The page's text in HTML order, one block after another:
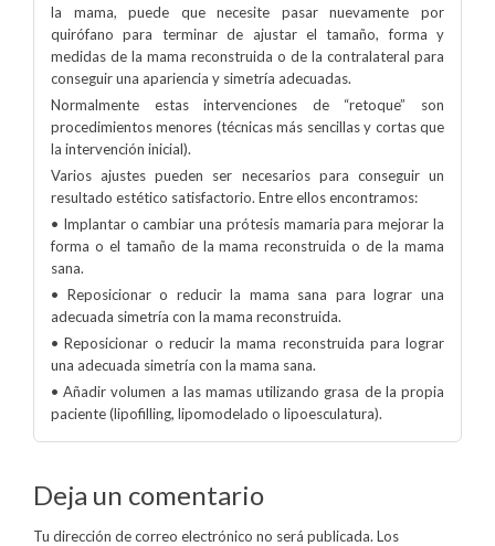
la mama, puede que necesite pasar nuevamente por
quirófano para terminar de ajustar el tamaño, forma y
medidas de la mama reconstruida o de la contralateral para
conseguir una apariencia y simetría adecuadas.
Normalmente estas intervenciones de “retoque” son
procedimientos menores (técnicas más sencillas y cortas que
la intervención inicial).
Varios ajustes pueden ser necesarios para conseguir un
resultado estético satisfactorio. Entre ellos encontramos:
• Implantar o cambiar una prótesis mamaria para mejorar la
forma o el tamaño de la mama reconstruida o de la mama
sana.
• Reposicionar o reducir la mama sana para lograr una
adecuada simetría con la mama reconstruida.
• Reposicionar o reducir la mama reconstruida para lograr
una adecuada simetría con la mama sana.
• Añadir volumen a las mamas utilizando grasa de la propia
paciente (lipofilling, lipomodelado o lipoesculatura).
Deja un comentario
Tu dirección de correo electrónico no será publicada. Los